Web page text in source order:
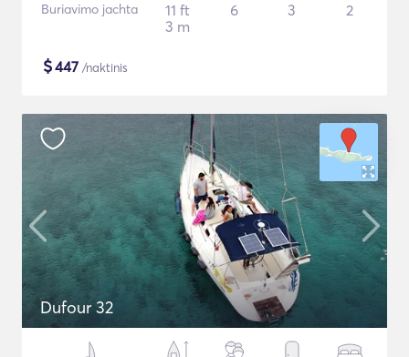
Buriavimo jachta
11 ft
3 m
6 3 2
$447 /naktinis
Dufour 32